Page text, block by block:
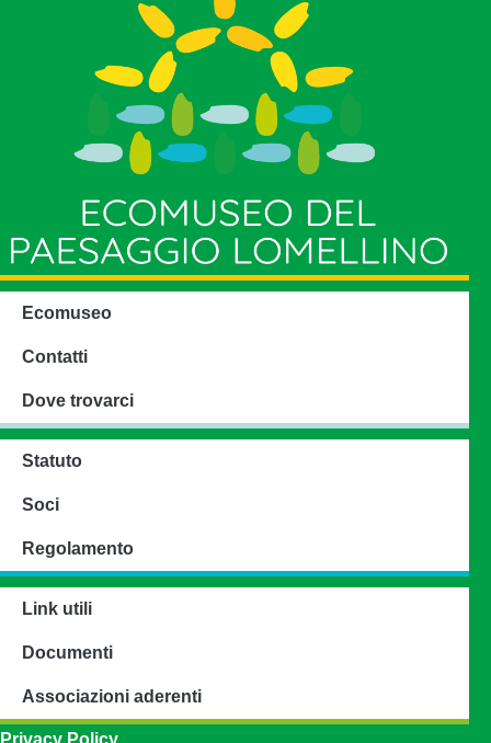
Ecomuseo
Contatti
Dove trovarci
Statuto
Soci
Regolamento
Link utili
Documenti
Associazioni aderenti